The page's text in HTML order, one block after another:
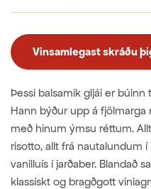
Vinsamlegast skráðu
Þessi balsamik gljái er
Hann býður upp á
með hinum ýmsu réttum.
risotto, allt frá nautalundum
vanilluís í jarðaber. Blandað
klassískt og bragðgott